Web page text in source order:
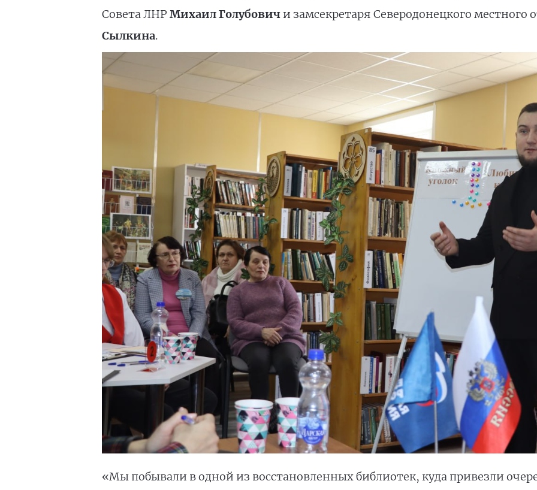
Совета ЛНР Михаил Голубовичи замсекретаря Северодонецкого местного
Сылкина.
«Мы побывали в одной из восстановленных библиотек, куда привезли